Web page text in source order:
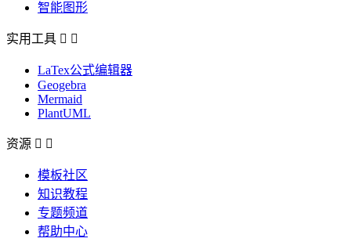
智能图形
实用工具  
LaTex公式编辑器
Geogebra
Mermaid
PlantUML
资源  
模板社区
知识教程
专题频道
帮助中心